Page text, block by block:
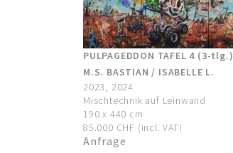
PULPAGEDDON TAFEL 4 (3-tlg.)
M.S. BASTIAN / ISABELLE L.
2023, 2024
Mischtechnik auf Leinwand
190 x 440 cm
85.000 CHF (incl. VAT)
Anfrage